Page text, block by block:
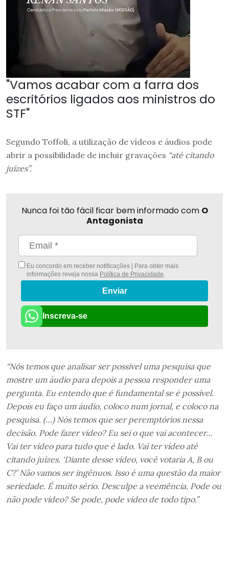
"Vamos acabar com a farra dos
escritórios ligados aos ministros do
STF"
Segundo Toffoli, a utilização de vídeos e áudios pode
abrir a possibilidade de incluir gravações “até citando
juízes”.
Nunca foi tão fácil ficar bem informado com O
Antagonista
Eu concordo em receber notificações | Para obter mais
informações reveja nossa Política de Privacidade.
Enviar
Inscreva-se
“Nós temos que analisar ser possível uma pesquisa que
mostre um áudio para depois a pessoa responder uma
pergunta. Eu entendo que é fundamental se é possível.
Depois eu faço um áudio, coloco num jornal, e coloco na
pesquisa. (…) Nós temos que ser peremptórios nessa
decisão. Pode fazer vídeo? Eu sei o que vai acontecer…
Vai ter vídeo para tudo que é lado. Vai ter vídeo até
citando juízes. ‘Diante desse vídeo, você votaria A, B ou
C?’ Não vamos ser ingênuos. Isso é uma questão da maior
seriedade. É muito sério. Desculpe a veemência. Pode ou
não pode vídeo? Se pode, pode vídeo de todo tipo.”